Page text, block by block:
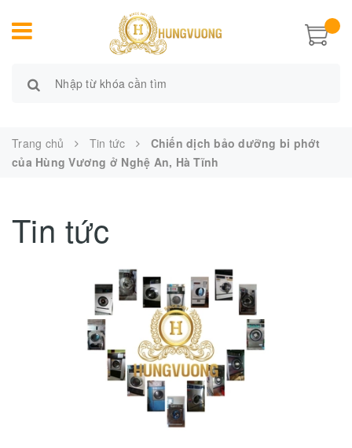
Trang chủ Tin tức
Chiến dịch bảo dưỡng bi phớt
của Hùng Vương ở Nghệ An, Hà Tĩnh
Tin tức